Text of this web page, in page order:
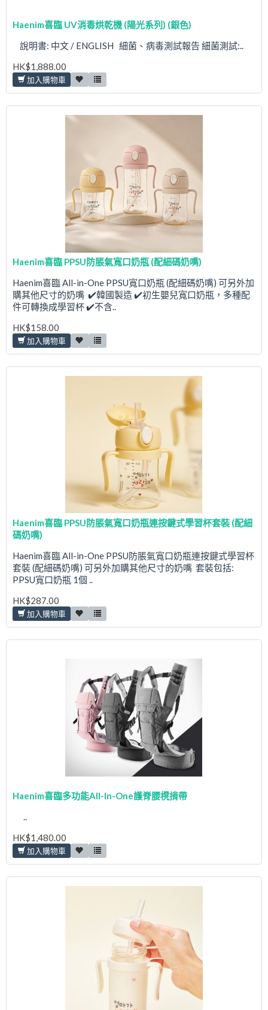
Haenim喜臨 UV消毒烘乾機 (陽光系列) (銀色)
說明書: 中文 / ENGLISH 細菌、病毒測試報告 細菌測試:..
HK$1,888.00
加入購物車
Haenim喜臨 PPSU防脹氣寬口奶瓶 (配細碼奶嘴)
Haenim喜臨 All-in-One PPSU寬口奶瓶 (配細碼奶嘴) 可另外加
購其他尺寸的奶嘴 ✔️韓國製造 ✔️初生嬰兒寬口奶瓶，多種配
件可轉換成學習杯 ✔️不含..
HK$158.00
加入購物車
Haenim喜臨 PPSU防脹氣寬口奶瓶連按鍵式學習杯套裝 (配細
碼奶嘴)
Haenim喜臨 All-in-One PPSU防脹氣寬口奶瓶連按鍵式學習杯
套裝 (配細碼奶嘴) 可另外加購其他尺寸的奶嘴 套裝包括:
PPSU寬口奶瓶 1個 ..
HK$287.00
加入購物車
Haenim喜臨多功能All-In-One護脊腰櫈揹帶
..
HK$1,480.00
加入購物車